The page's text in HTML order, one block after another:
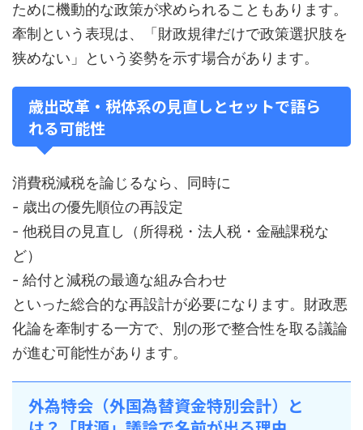
ために機動的な政策が求められることもあります。
牽制という表現は、「財政規律だけで政策選択肢を
狭めない」という姿勢を示す場合があります。
歳出改革・税体系の見直しとセットで語ら
れる可能性
消費税減税を論じるなら、同時に
- 歳出の優先順位の再設定
- 他税目の見直し（所得税・法人税・金融課税な
ど）
- 給付と減税の最適な組み合わせ
といった総合的な再設計が必要になります。財政悪
化論を牽制する一方で、別の形で整合性を取る議論
が進む可能性があります。
外為特会（外国為替資金特別会計）と